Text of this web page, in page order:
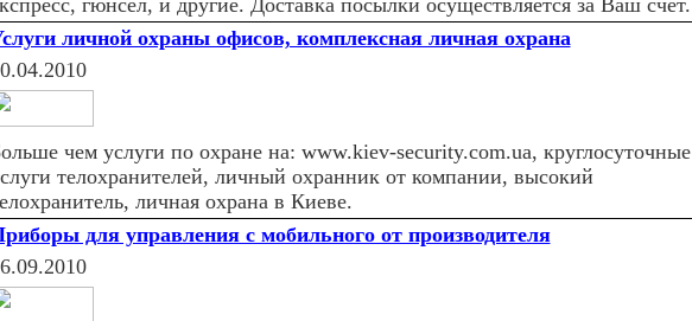
гюнсел, и другие. Доставка посылки осуществляется за Ваш счет.
личной охраны офисов, комплексная личная охрана
чем услуги по охране на: www.kiev-security.com.ua, круглосуточные
телохранителей, личный охранник от компании, высокий
личная охрана в Киеве.
для управления с мобильного от производителя